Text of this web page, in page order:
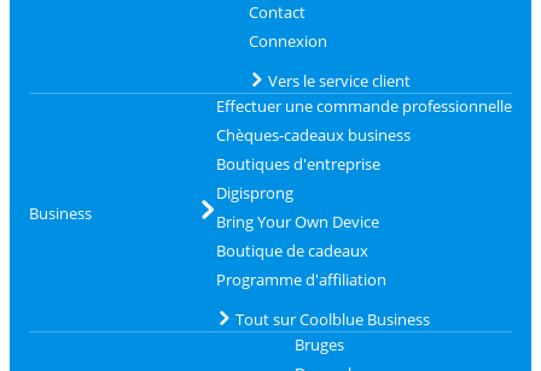
Contact
Connexion
Vers le service client
Business
Effectuer une commande professionnelle
Chèques-cadeaux business
Boutiques d'entreprise
Digisprong
Bring Your Own Device
Boutique de cadeaux
Programme d'affiliation
Tout sur Coolblue Business
Bruges